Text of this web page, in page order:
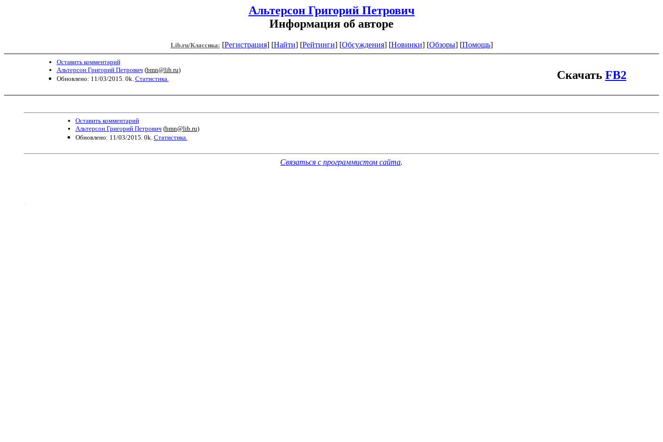
Альтерсон Григорий Петрович
Информация об авторе
Lib.ru/Классика: [Регистрация] [Найти] [Рейтинги] [Обсуждения] [Новинки] [Обзоры] [Помощь]
Оставить комментарий
Альтерсон Григорий Петрович (bmn@lib.ru)
Обновлено: 11/03/2015. 0k. Статистика. Скачать FB2
Оставить комментарий
Альтерсон Григорий Петрович (bmn@lib.ru)
Обновлено: 11/03/2015. 0k. Статистика.
Связаться с программистом сайта.